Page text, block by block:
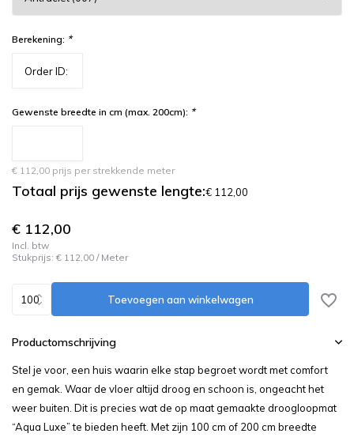
Berekening: *
Gewenste breedte in cm (max. 200cm): *
€ 112,00 prijs per strekkende meter
Totaal prijs gewenste lengte:€ 112,00
€ 112,00
Incl. btw
Stukprijs: € 112,00 / Meter
Toevoegen aan winkelwagen
Productomschrijving
Stel je voor, een huis waarin elke stap begroet wordt met comfort
en gemak. Waar de vloer altijd droog en schoon is, ongeacht het
weer buiten. Dit is precies wat de op maat gemaakte droogloopmat
“Aqua Luxe” te bieden heeft. Met zijn 100 cm of 200 cm breedte